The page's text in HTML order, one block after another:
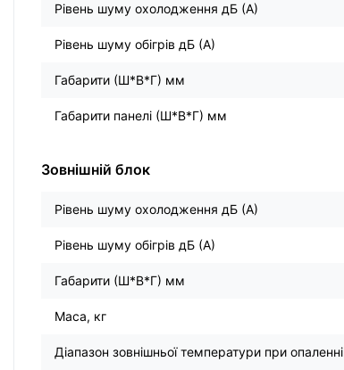
Рівень шуму охолодження дБ (А)
Рівень шуму обігрів дБ (А)
Габарити (Ш*В*Г) мм
Габарити панелі (Ш*В*Г) мм
Зовнішній блок
Рівень шуму охолодження дБ (А)
Рівень шуму обігрів дБ (А)
Габарити (Ш*В*Г) мм
Маса, кг
Діапазон зовнішньої температури при опаленні